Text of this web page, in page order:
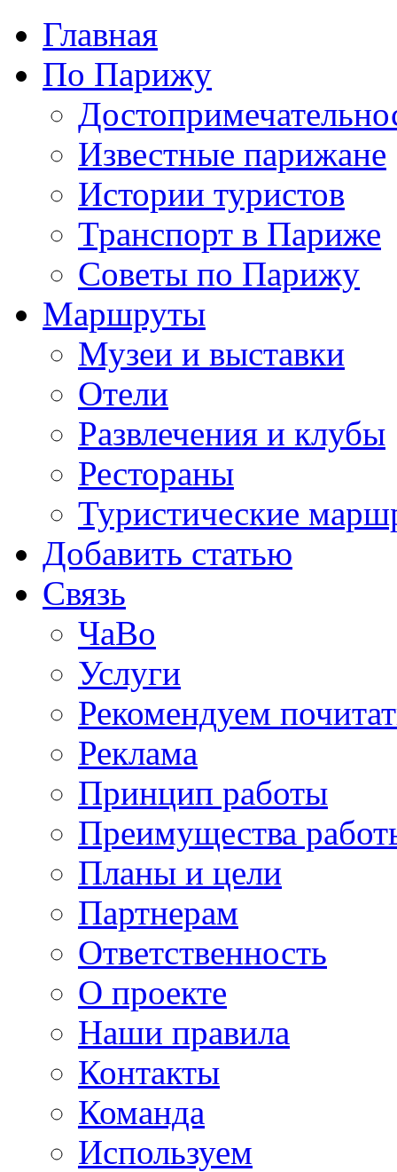
Главная
По Парижу
Известные парижане
Истории туристов
Транспорт в Париже
Советы по Парижу
Маршруты
Музеи и выставки
Отели
Развлечения и клубы
Рестораны
Туристические
Добавить статью
Связь
ЧаВо
Услуги
Рекомендуем
Реклама
Принцип работы
Преимущества
Планы и цели
Партнерам
Ответственность
О проекте
Наши правила
Контакты
Команда
Используем